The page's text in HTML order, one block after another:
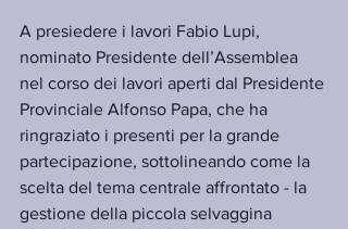
A presiedere i lavori Fabio Lupi,
nominato Presidente dell’Assemblea
nel corso dei lavori aperti dal Presidente
Provinciale Alfonso Papa, che ha
ringraziato i presenti per la grande
partecipazione, sottolineando come la
scelta del tema centrale affrontato - la
gestione della piccola selvaggina